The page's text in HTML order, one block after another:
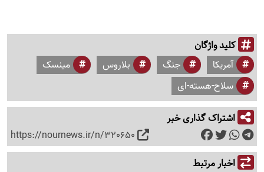
کلید واژگان
آمریکا جنگ بلاروس
مینسک
سلاح-هسته-ای
اشتراک گذاری خبر
https://nournews.ir/n/320650
اخبار مرتبط